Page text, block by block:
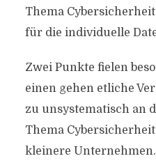
Thema
für die individuelle
Zwei Punkte fielen
einen gehen etliche
zu unsystematisch an
Thema
kleinere